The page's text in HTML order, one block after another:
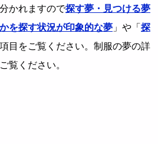
かれますので探す夢・見つける夢
を探す状況が印象的な夢 」や「 探
項目をご覧ください。制服の夢の詳
覧ください。